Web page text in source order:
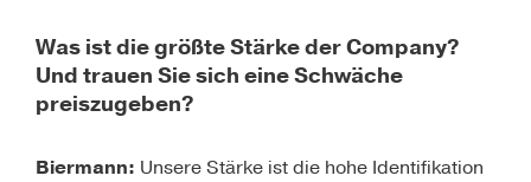
Was ist die größte Stärke der Company?
Und trauen Sie sich eine Schwäche
preiszugeben?
Biermann: Unsere Stärke ist die hohe Identifikation